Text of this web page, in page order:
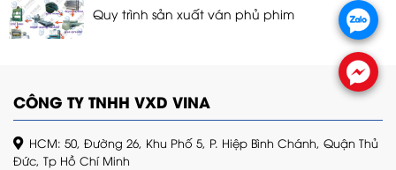
Quy trình sản xuất ván phủ phim
CÔNG TY TNHH VXD VINA
HCM: 50, Đường 26, Khu Phố 5, P. Hiệp Bình Chánh, Quận Thủ
Đức, Tp Hồ Chí Minh